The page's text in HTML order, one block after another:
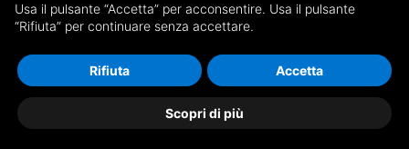
Tel: 02 87074560
Fax: 02 87074561
webmarketing@icemilano.it
Copyright © 2026 @ ICE s.r.l. · P. IVA 08025010961 ·
Privacy policy · All rights reserved
Usa il pulsante “Accetta” per acconsentire. Usa il pulsante
“Rifiuta” per continuare senza accettare.
Scopri di più
Rifiuta Accetta